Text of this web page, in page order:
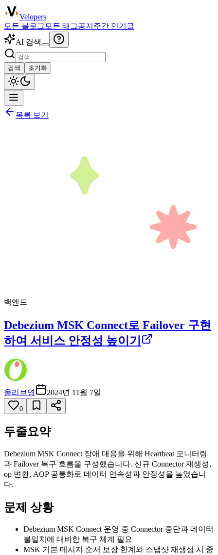
Velopers
모든 블로그 모든 태그공지 주간 인기글
AI 검색
검색 초기화
목록 보기
백엔드
Debezium MSK Connect로 Failover 구현
하여 서비스 안정성 높이기
올리브영 2024년 11월 7일
0
두줄요약
Debezium MSK Connect 장애 대응을 위해 Heartbeat 모니터링
과 Failover 복구 흐름을 구성했습니다. 신규 Connector 재생성,
op 변환, AOP 공통화로 데이터 연속성과 안정성을 높였습니
다.
문제 상황
Debezium MSK Connect 운영 중 Connector 중단과 데이터
불일치에 대비한 복구 체계 필요
MSK 기본 메시지 순서 보장 한계와 스냅샷 재생성 시 중